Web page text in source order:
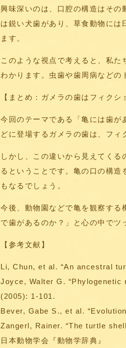
興味深いのは、口腔の構造はその
は鋭い犬歯があり、草食動物に
ます。
このような視点で考えると、私
わかります。虫歯や歯周病などの
【まとめ：ガメラの歯はフィク
今回のテーマである「亀には歯が
どに登場するガメラの歯は、フィ
しかし、この違いから見えてく
るということです。亀の口の構
もなるでしょう。
今後、動物園などで亀を観察する
で歯があるのか？」と心の中でツ
【参考文献】
Li, Chun, et al. “An ancestral
Joyce, Walter G.
(2005): 1-101.
Bever, Gabe S., et al.
Zangerl, Rainer. “The turtle
日本動物学会『動物学辞典』